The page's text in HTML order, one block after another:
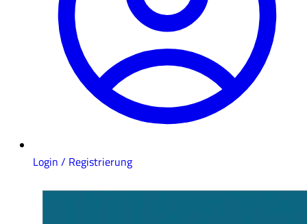
Login / Registrierung